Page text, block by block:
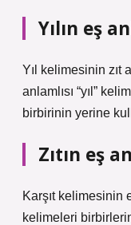
Yılın eş
Yıl kelimesinin zıt
anlamlısı “yıl”
birbirinin yerine
Zıtın eş
Karşıt kelimesinin
kelimeleri